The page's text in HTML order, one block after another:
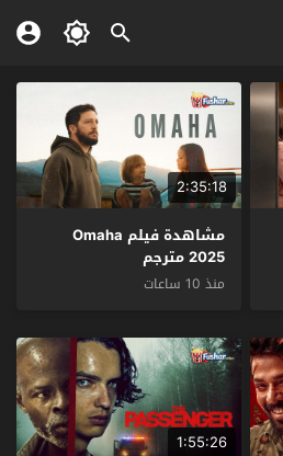
2:35:18
مشاهدة فيلم Omaha
2025 مترجم
منذ 10 ساعات
1:55:26